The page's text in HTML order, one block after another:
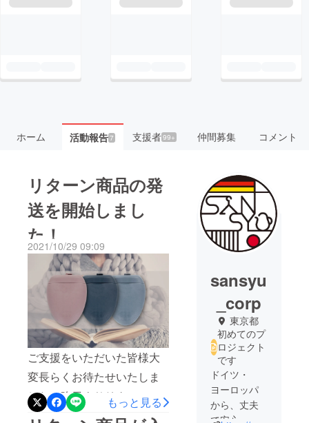
ホーム 活動報告7 支援者99+ 仲間募集 コメント
リターン商品の発
送を開始しまし
た！
2021/10/29 09:09
ご支援をいただいた皆様大
変長らくお待たせいたしま
した。昨日よりリターン商
品の発送を開始しました！
もっと見る
sansyu
_corp
東京都
初めてのプ
ロジェクト
です
ドイツ・
ヨーロッパ
から、丈夫
で安心、シ